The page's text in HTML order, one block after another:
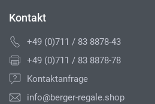
Kontakt
+49 (0)711 / 83 8878-43
+49 (0)711 / 83 8878-78
Kontaktanfrage
info@berger-regale.shop